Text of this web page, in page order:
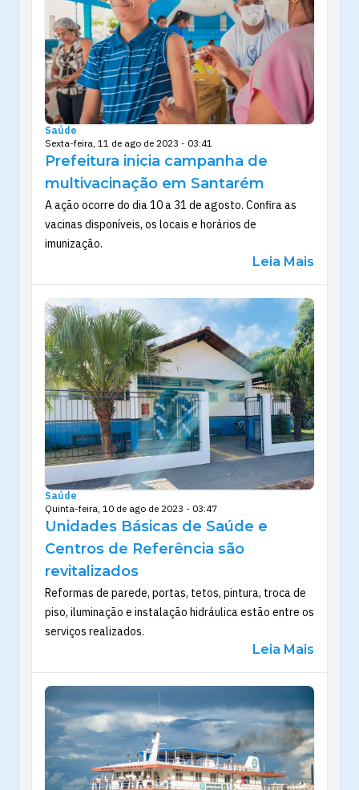
Saúde
Sexta-feira, 11 de ago de 2023 - 03:41
Prefeitura inicia campanha de
multivacinação em Santarém
A ação ocorre do dia 10 a 31 de agosto. Confira as
vacinas disponíveis, os locais e horários de
imunização.
Leia Mais
Saúde
Quinta-feira, 10 de ago de 2023 - 03:47
Unidades Básicas de Saúde e
Centros de Referência são
revitalizados
Reformas de parede, portas, tetos, pintura, troca de
piso, iluminação e instalação hidráulica estão entre os
serviços realizados.
Leia Mais